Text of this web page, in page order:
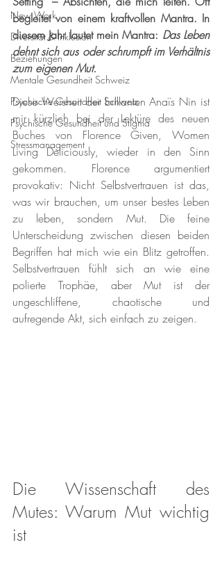
New Work
Diversität & Inklusion
Beziehungen
Mentale Gesundheit Schweiz
Psychische Gesundheit Schweiz
Psychische Gesundheit und Stigma
Stressmanagement
begleitet von einem kraftvollen Mantra. In
diesem Jahr lautet mein Mantra: Das Leben
dehnt sich aus oder schrumpft im Verhältnis
zum eigenen Mut.
Diese Weisheit der brillanten Anaïs Nin ist
mir kürzlich bei der Lektüre des neuen
Buches von Florence Given, Women
Living Deliciously, wieder in den Sinn
gekommen. Florence argumentiert
provokativ: Nicht Selbstvertrauen ist das,
was wir brauchen, um unser bestes Leben
zu leben, sondern Mut. Die feine
Unterscheidung zwischen diesen beiden
Begriffen hat mich wie ein Blitz getroffen.
Selbstvertrauen fühlt sich an wie eine
polierte Trophäe, aber Mut ist der
ungeschliffene, chaotische und
aufregende Akt, sich einfach zu zeigen.
Die Wissenschaft des
Mutes: Warum Mut wichtig
ist